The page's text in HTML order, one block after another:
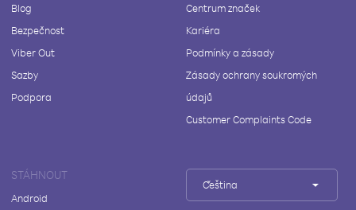
Blog
Bezpečnost
Viber Out
Sazby
Podpora
Centrum značek
Kariéra
Podmínky a zásady
Zásady ochrany soukromých
údajů
Customer Complaints Code
STÁHNOUT
Android
Čeština